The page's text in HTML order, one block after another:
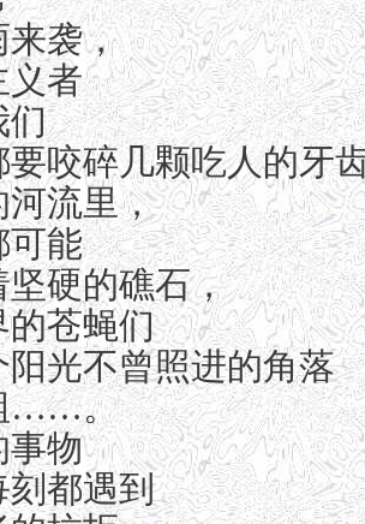
来袭，
义者
们
要咬碎几颗吃人的牙
河流里，
可能
坚硬的礁石，
的苍蝇们
阳光不曾照进的角落
……。
事物
刻都遇到